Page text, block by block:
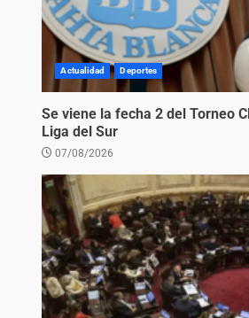
Actualidad Deportes
Se viene la fecha 2 del Torneo
Liga del Sur
07/08/2026